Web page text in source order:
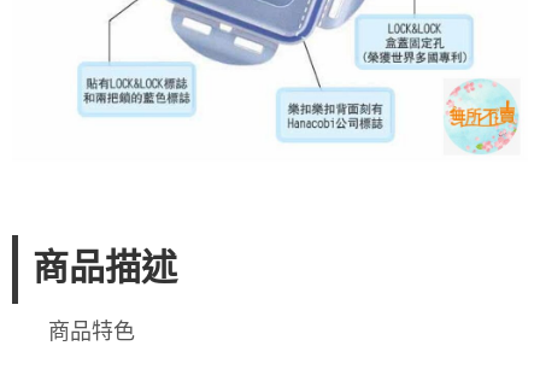
商品描述
商品特色